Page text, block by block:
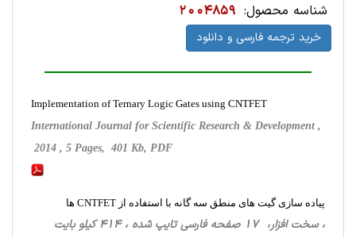
شناسه محصول: 2004859
خرید ترجمه فارسی و دانلود
Implementation of Ternary Logic Gates using CNTFET
International Journal for Scientific Research & Development ,
2014 , 5 Pages, 401 Kb, PDF
پیاده سازی گیت های منطق سه گانه با استفاده از CNTFET ها
، سخت ‌افزار، 17 صفحه فارسی تایپ شده ، 414 کیلو بایت